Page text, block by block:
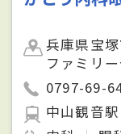
兵庫県宝
ファミリ
0797-69-
中山観音駅